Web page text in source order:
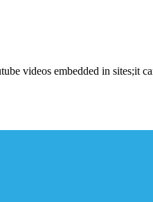
videos embedded in